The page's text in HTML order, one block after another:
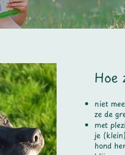
Hoe
niet
ze de
met
je
hond